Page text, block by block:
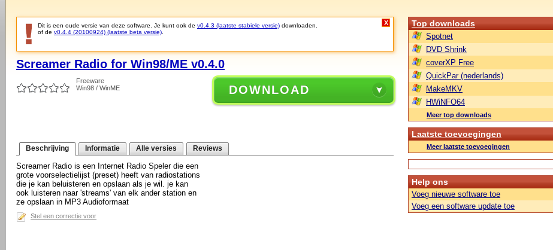
Dit is een oude versie van deze software. Je kunt ook de v0.4.3 (laatste stabiele versie) downloaden.
of de v0.4.4 (20100924) (laatste beta versie)
X
Screamer Radio for Win98/ME v0.4.0
Freeware
Win98 / WinME
DOWNLOAD
Beschrijving Informatie Alle versies Reviews
Screamer Radio is een Internet Radio Speler die een
grote voorselectielijst (preset) heeft van radiostations
die je kan beluisteren en opslaan als je wil. je kan
ook luisteren naar 'streams' van elk ander station en
ze opslaan in MP3 Audioformaat
Stel een correctie voor
Top downloads
Spotnet
DVD Shrink
coverXP Free
QuickPar (nederlands)
MakeMKV
HWiNFO64
Meer top downloads
Laatste toevoegingen
Meer laatste toevoegingen
Help ons
Voeg nieuwe software toe
Voeg een software update toe